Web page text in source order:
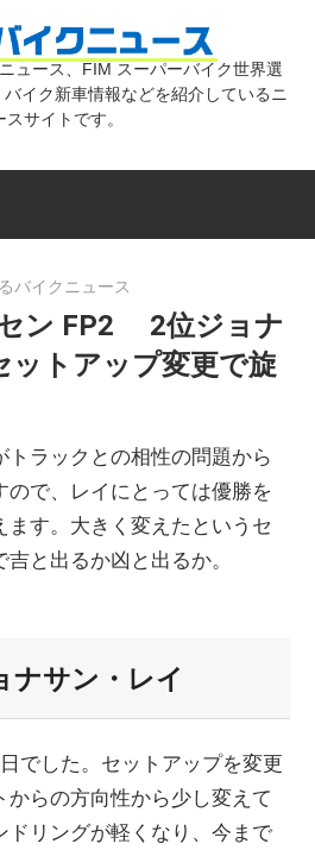
気
バ
ク
ー
ス
ュース、FIM スーパーバイク世界選
イク新車情報などを紹介しているニ
スサイトです。
バイクニュース
ン FP2 2位ジョナ
ットアップ変更で旋
トラックとの相性の問題から
ので、レイにとっては優勝を
ます。大きく変えたというセ
と出るか凶と出るか。
サン・レイ
でした。セットアップを変更
からの方向性から少し変えて
ドリングが軽くなり、今まで